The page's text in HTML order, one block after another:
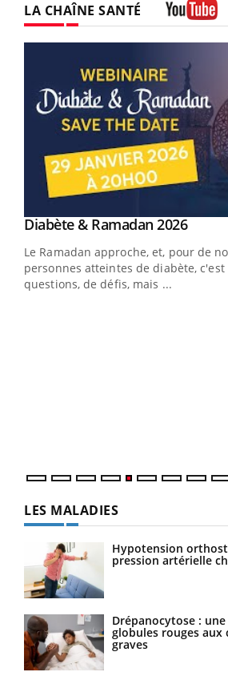
LA CHAÎNE SANTÉ
Youtube
Diabète & Ramadan 2026
Le Ramadan approche, et, pour de
personnes atteintes de diabète,
questions, de défis, mais ...
LES MALADIES
Hypotension
pression artérielle
Drépanocytose :
globules rouges aux
graves